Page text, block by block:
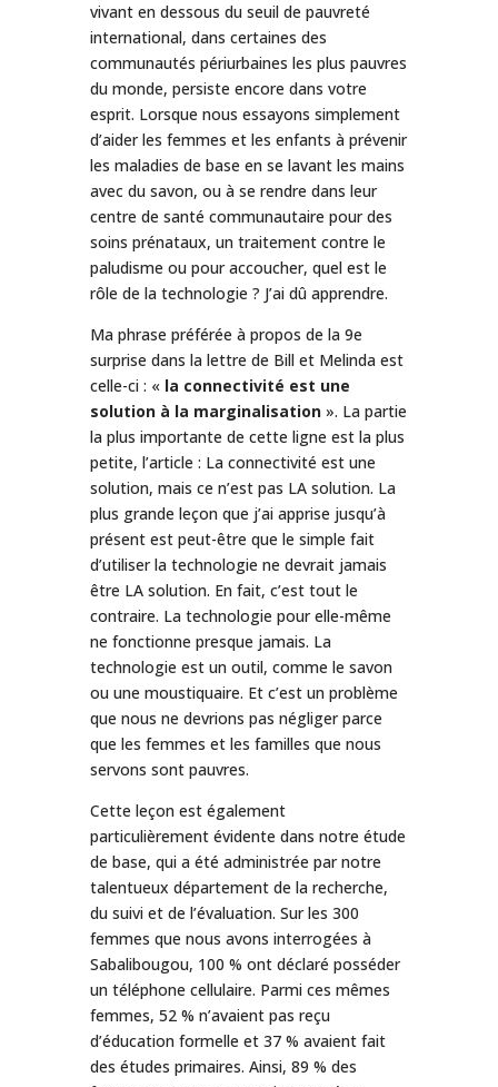
vivant en dessous du seuil de pauvreté
international, dans certaines des
communautés périurbaines les plus pauvres
du monde, persiste encore dans votre
esprit. Lorsque nous essayons simplement
d’aider les femmes et les enfants à prévenir
les maladies de base en se lavant les mains
avec du savon, ou à se rendre dans leur
centre de santé communautaire pour des
soins prénataux, un traitement contre le
paludisme ou pour accoucher, quel est le
rôle de la technologie ? J’ai dû apprendre.
Ma phrase préférée à propos de la 9e
surprise dans la lettre de Bill et Melinda est
celle-ci : « la connectivité est une
solution à la marginalisation». La partie
la plus importante de cette ligne est la plus
petite, l’article : La connectivité est une
solution, mais ce n’est pas LA solution. La
plus grande leçon que j’ai apprise jusqu’à
présent est peut-être que le simple fait
d’utiliser la technologie ne devrait jamais
être LA solution. En fait, c’est tout le
contraire. La technologie pour elle-même
ne fonctionne presque jamais. La
technologie est un outil, comme le savon
ou une moustiquaire. Et c’est un problème
que nous ne devrions pas négliger parce
que les femmes et les familles que nous
servons sont pauvres.
Cette leçon est également
particulièrement évidente dans notre étude
de base, qui a été administrée par notre
talentueux département de la recherche,
du suivi et de l’évaluation. Sur les 300
femmes que nous avons interrogées à
Sabalibougou, 100 % ont déclaré posséder
un téléphone cellulaire. Parmi ces mêmes
femmes, 52 % n’avaient pas reçu
d’éducation formelle et 37 % avaient fait
des études primaires. Ainsi, 89 % des